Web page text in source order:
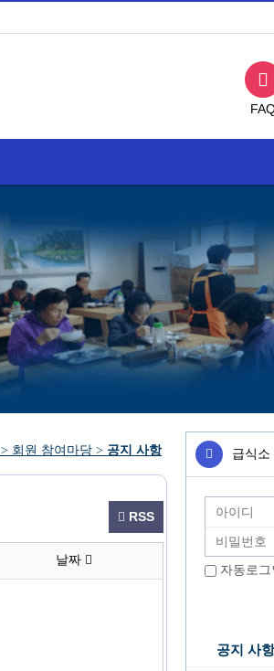
> 회원 참여마당 > 공지 사항
RSS
날짜
방문인사. 급식
자동로그
공지 사항